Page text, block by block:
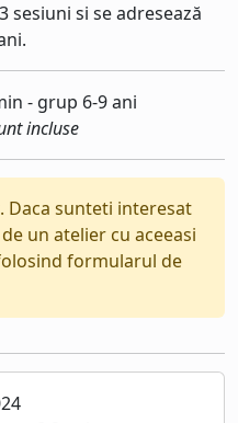
sesiuni si se adresează
- grup 6-9 ani
incluse
Daca sunteti interesat
un atelier cu aceeasi
formularul de